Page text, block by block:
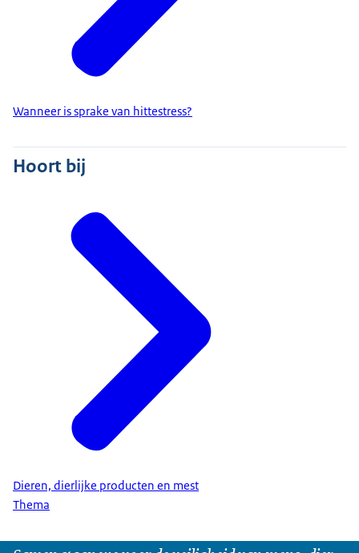
Wanneer is sprake van hittestress?
Hoort bij
Dieren, dierlijke producten en mest
Thema